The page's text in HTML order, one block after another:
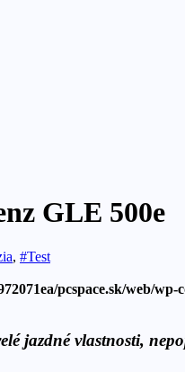
GLE 500e
, #Test
pcspace.sk/web/
jazdné vlastnosti,